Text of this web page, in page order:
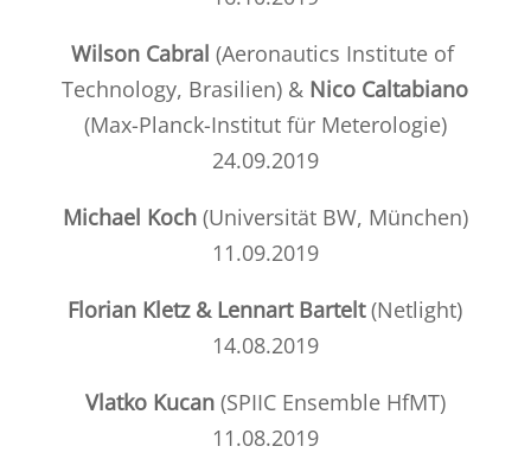
Wilson Cabral (Aeronautics Institute of
Technology, Brasilien) & Nico Caltabiano
(Max-Planck-Institut für Meterologie)
24.09.2019
Michael Koch(Universität BW, München)
11.09.2019
Florian Kletz & Lennart Bartelt(Netlight)
14.08.2019
Vlatko Kucan(SPIIC Ensemble HfMT)
11.08.2019